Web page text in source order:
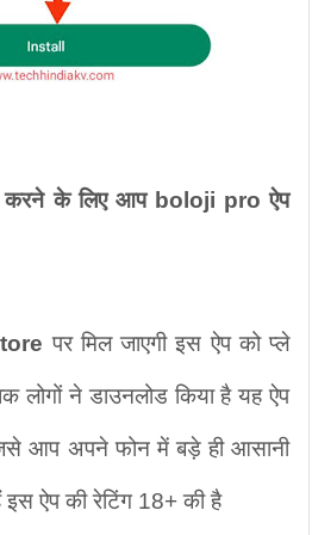
करने के लिए आप boloji pro ऐप
पर मिल जाएगी इस ऐप को प्ले
लोगों ने डाउनलोड किया है यह ऐप
आप अपने फोन में बड़े ही आसानी
ऐप की रेटिंग 18+ की है